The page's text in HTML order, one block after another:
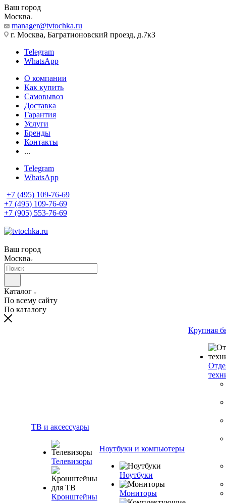
Ваш город
Москва
manager@tvtochka.ru
г. Москва, Багратионовский проезд, д.7к3
Telegram
WhatsApp
О компании
Как купить
Самовывоз
Доставка
Гарантия
Услуги
Бренды
Контакты
...
Telegram
WhatsApp
+7 (495) 109-76-69
+7 (495) 109-76-69
+7 (905) 553-76-69
Ваш город
Москва
Каталог
По всему сайту
По каталогу
ТВ и аксессуары
Телевизоры
Кронштейны
Ноутбуки и компьютеры
Ноутбуки
Мониторы
Крупная